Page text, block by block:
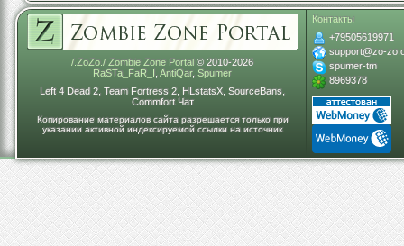
/.ZoZo./ Zombie Zone Portal © 2010-2026
RaSTa_FaR_I AntiQar, Spumer
Left 4 Dead 2, Team Fortress 2, HLstatsX, SourceBans,
Commfort Чат
Копирование материалов сайта разрешается только при
указании активной индексируемой ссылки на источник
Контакты
+79505619971
support@zo-
spumer-tm
8969378